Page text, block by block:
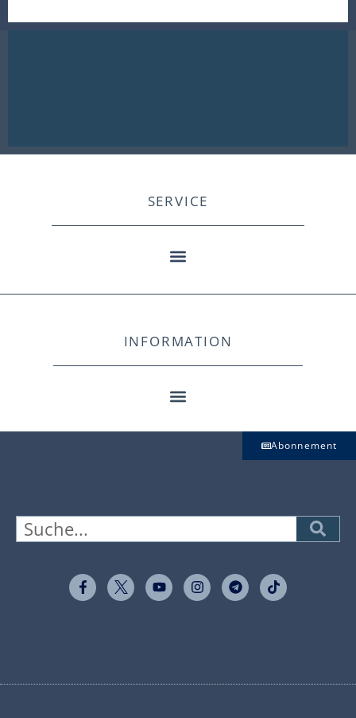
SERVICE
INFORMATION
Abonnement